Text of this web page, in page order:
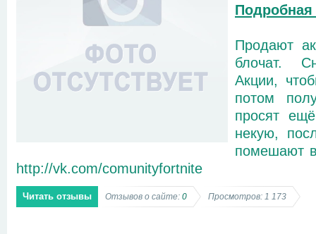
Продают
блочат.
Акции,
потом
просят
некую,
помешают
http://vk.com/comunityfortnite
Читать отзывы Отзывов о сайте: 0 Просмотров: 1 173